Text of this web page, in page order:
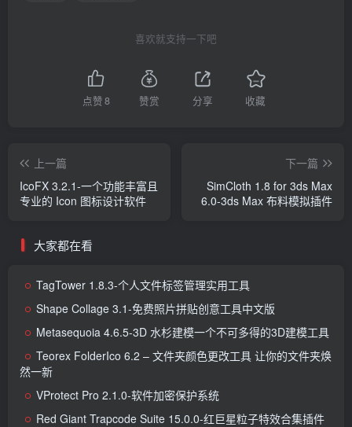
喜欢就支持一下吧
点赞8 赞赏 分享 收藏
上一篇
IcoFX 3.2.1-一个功能丰富且
专业的 Icon 图标设计软件
下一篇
SimCloth 1.8 for 3ds Max
6.0-3ds Max 布料模拟插件
大家都在看
TagTower 1.8.3-个人文件标签管理实用工具
Shape Collage 3.1-免费照片拼贴创意工具中文版
Metasequoia 4.6.5-3D 水杉建模一个不可多得的3D建模工具
Teorex FolderIco 6.2 – 文件夹颜色更改工具 让你的文件夹焕
然一新
VProtect Pro 2.1.0-软件加密保护系统
Red Giant Trapcode Suite 15.0.0-红巨星粒子特效合集插件